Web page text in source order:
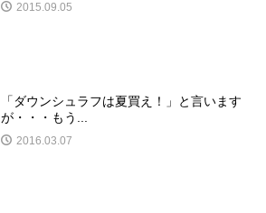
2015.09.05
「ダウンシュラフは夏買え！」と言います
が・・・もう...
2016.03.07